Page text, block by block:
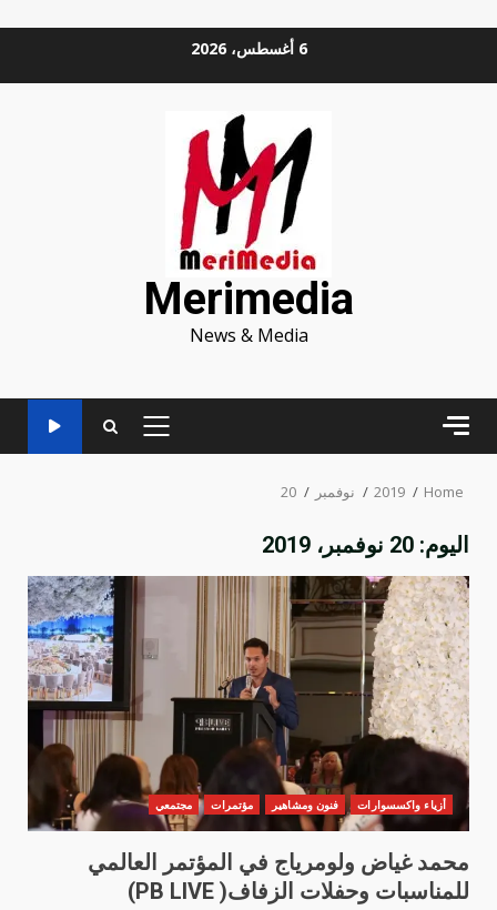
6 أغسطس، 2026
Merimedia
News & Media
PRIMARY
Home
2019 نوفمبر 20
اليوم: 20 نوفمبر، 2019
أزياء واكسسوارات فنون ومشاهير مؤتمرات مجتمعي
محمد غياض ولومرياج في المؤتمر العالمي
للمناسبات وحفلات الزفاف( PB LIVE)